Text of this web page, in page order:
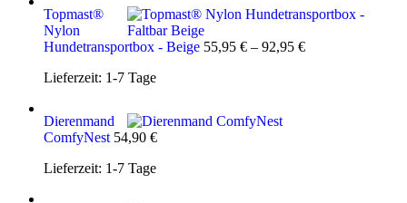
Topmast®
Nylon
Hundetransportbox - Beige 55,95 € – 92,95 €
Lieferzeit: 1-7 Tage
Dierenmand
ComfyNest 54,90 €
Lieferzeit: 1-7 Tage